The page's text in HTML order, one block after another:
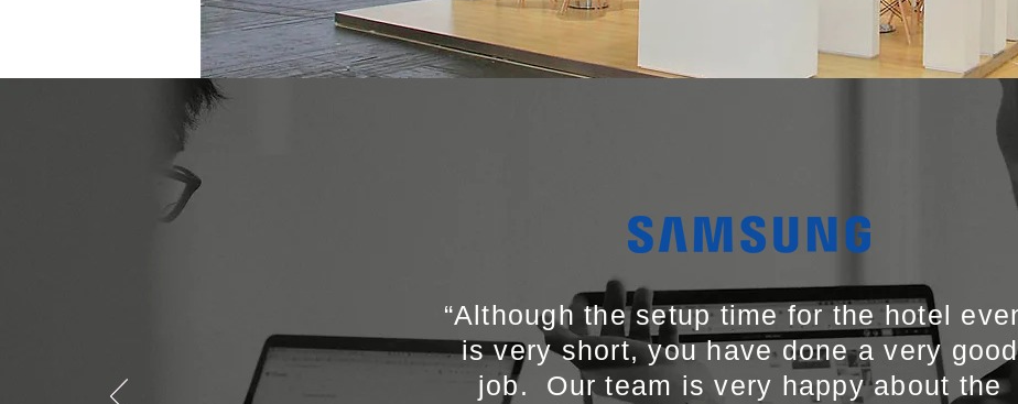
“Although the setup time for the hotel
is very short, you have done a very good
job. Our team is very happy about the